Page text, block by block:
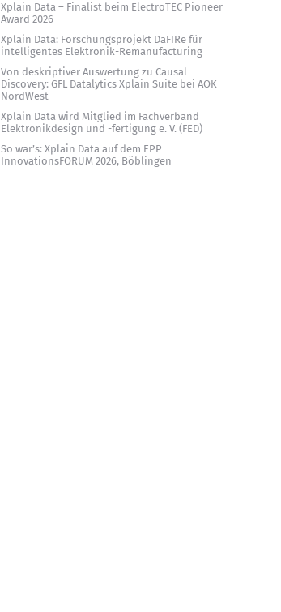
Xplain Data – Finalist beim ElectroTEC Pioneer
Award 2026
Xplain Data: Forschungsprojekt DaFIRe für
intelligentes Elektronik-Remanufacturing
Von deskriptiver Auswertung zu Causal
Discovery: GFL Datalytics Xplain Suite bei AOK
NordWest
Xplain Data wird Mitglied im Fachverband
Elektronikdesign und -fertigung e. V. (FED)
So war’s: Xplain Data auf dem EPP
InnovationsFORUM 2026, Böblingen